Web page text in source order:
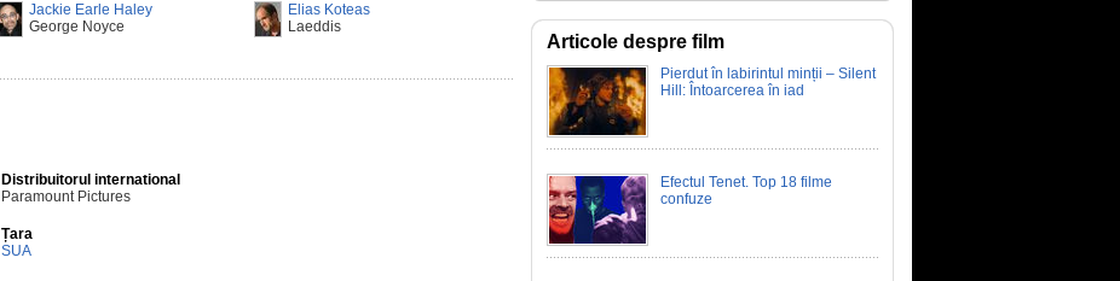
Jackie Earle Haley
George Noyce
Elias Koteas
Laeddis
Distribuitorul international
Paramount Pictures
Țara
SUA
Articole despre film
Pierdut în labirintul minții – Silent
Hill: Întoarcerea în iad
Efectul Tenet. Top 18 filme
confuze